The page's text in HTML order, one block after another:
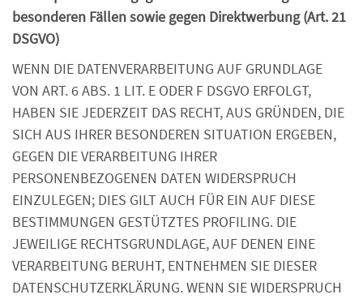
besonderen Fällen sowie gegen Direktwerbung (Art. 21
DSGVO)
WENN DIE DATENVERARBEITUNG AUF GRUNDLAGE
VON ART. 6 ABS. 1 LIT. E ODER F DSGVO ERFOLGT,
HABEN SIE JEDERZEIT DAS RECHT, AUS GRÜNDEN, DIE
SICH AUS IHRER BESONDEREN SITUATION ERGEBEN,
GEGEN DIE VERARBEITUNG IHRER
PERSONENBEZOGENEN DATEN WIDERSPRUCH
EINZULEGEN; DIES GILT AUCH FÜR EIN AUF DIESE
BESTIMMUNGEN GESTÜTZTES PROFILING. DIE
JEWEILIGE RECHTSGRUNDLAGE, AUF DENEN EINE
VERARBEITUNG BERUHT, ENTNEHMEN SIE DIESER
DATENSCHUTZERKLÄRUNG. WENN SIE WIDERSPRUCH